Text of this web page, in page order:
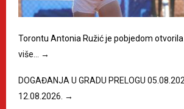
Torontu Antonia Ružić je pobjedom otvorila
više…
→
DOGAĐANJA U GRADU PRELOGU
12.08.2026. →